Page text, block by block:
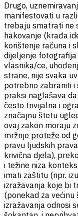
Drugo,
manifestovati u
trebaju smatrati ne
hakovanje (krađa
korištenje računa i
dijeljenje
vlasnika/ce,
strane, nije svaka
potrebno zabraniti i
praksi naglašava
često trivijalna i
značajnu štetu
ovaj zakon moraju
mržnje proteže od
pravu ljudskih
krivična djela),
i težine niza
imati zaštitu (npr.
izražavanja koje bi
(ponekad za
izražavanja odnosi